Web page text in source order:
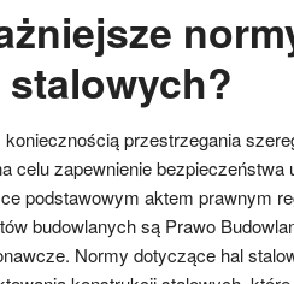
przestrzegania
celu zapewnienie bezpieczeństwa
podstawowym aktem prawnym
budowlanych są Prawo
Normy dotyczące hal